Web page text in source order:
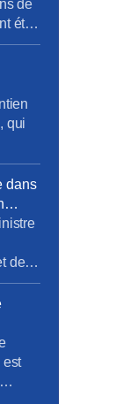
de
été
se
qui
dans
des
est